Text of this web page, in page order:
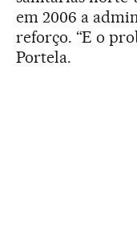
em 2006 a
reforço. “E o
Portela.